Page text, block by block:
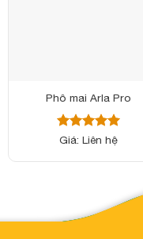
Phô mai Arla Pro
Được xếp
sao
Giá: Liên hệ